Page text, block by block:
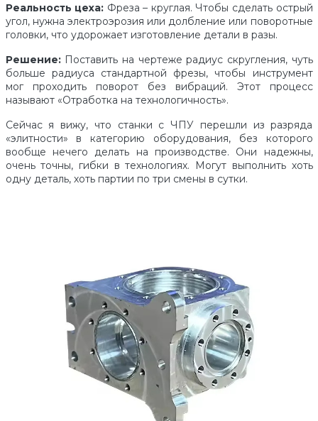
Реальность цеха: Фреза – круглая. Чтобы сделать острый
угол, нужна электроэрозия или долбление или поворотные
головки, что удорожает изготовление детали в разы.
Решение:Поставить на чертеже радиус скругления, чуть
больше радиуса стандартной фрезы, чтобы инструмент
мог проходить поворот без вибраций. Этот процесс
называют «Отработка на технологичность».
Сейчас я вижу, что станки с ЧПУ перешли из разряда
«элитности» в категорию оборудования, без которого
вообще нечего делать на производстве. Они надежны,
очень точны, гибки в технологиях. Могут выполнить хоть
одну деталь, хоть партии по три смены в сутки.